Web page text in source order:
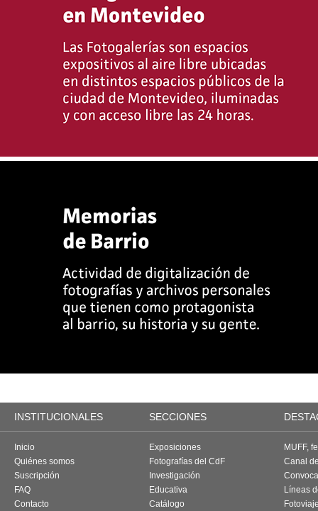
INSTITUCIONALES SECCIONES
Inicio
Quiénes somos
Suscripción
FAQ
Contacto
Exposiciones
Fotografías del CdF
Investigación
Educativa
Catálogo
MUFF,
Canal
Líneas